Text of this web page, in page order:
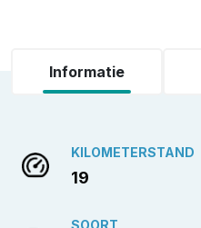
Informatie
KILOMETERSTAND
19
SOORT